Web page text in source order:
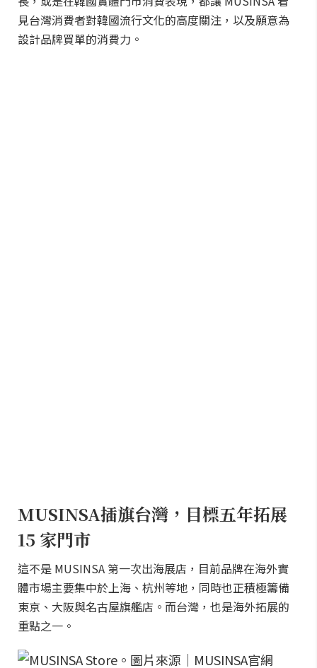
見台灣消費者對韓國流行文化的高度關注，以及願意為
設計品牌買單的消費力。
MUSINSA插旗台灣，目標五年拓展
15 家門市
這不是 MUSINSA 第一次出海展店，目前品牌在海外實
體市場主要集中於上海、杭州等地，同時也正積極籌備
東京、大阪與名古屋旗艦店。而台灣，也是海外拓展的
重點之一。